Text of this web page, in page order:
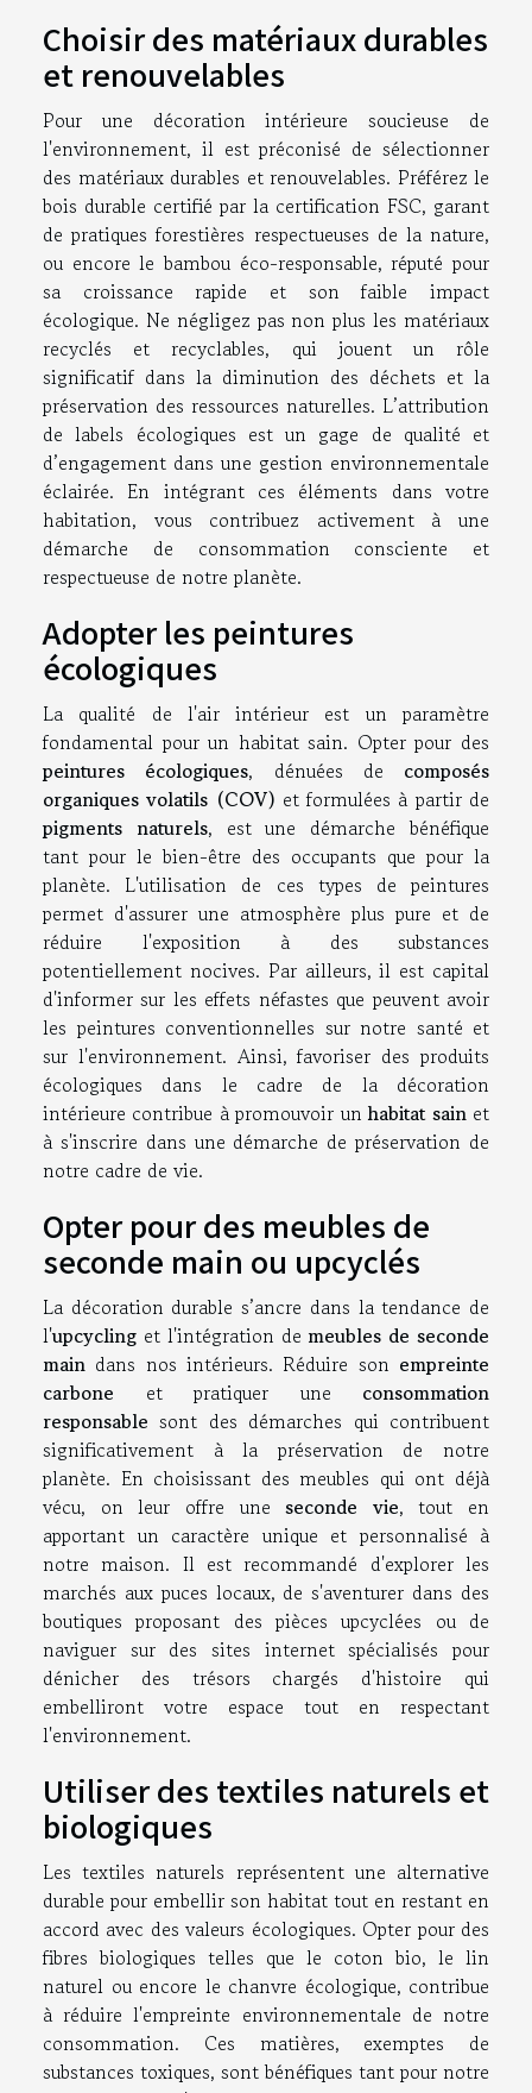
Choisir des matériaux durables
et renouvelables
Pour une décoration intérieure soucieuse de
l'environnement, il est préconisé de sélectionner
des matériaux durables et renouvelables. Préférez le
bois durable certifié par la certification FSC, garant
de pratiques forestières respectueuses de la nature,
ou encore le bambou éco-responsable, réputé pour
sa croissance rapide et son faible impact
écologique. Ne négligez pas non plus les matériaux
recyclés et recyclables, qui jouent un rôle
significatif dans la diminution des déchets et la
préservation des ressources naturelles. L’attribution
de labels écologiques est un gage de qualité et
d’engagement dans une gestion environnementale
éclairée. En intégrant ces éléments dans votre
habitation, vous contribuez activement à une
démarche de consommation consciente et
respectueuse de notre planète.
Adopter les peintures
écologiques
La qualité de l'air intérieur est un paramètre
fondamental pour un habitat sain. Opter pour des
peintures écologiques, dénuées de composés
organiques volatils (COV) et formulées à partir de
pigments naturels, est une démarche bénéfique
tant pour le bien-être des occupants que pour la
planète. L'utilisation de ces types de peintures
permet d'assurer une atmosphère plus pure et de
réduire l'exposition à des substances
potentiellement nocives. Par ailleurs, il est capital
d'informer sur les effets néfastes que peuvent avoir
les peintures conventionnelles sur notre santé et
sur l'environnement. Ainsi, favoriser des produits
écologiques dans le cadre de la décoration
intérieure contribue à promouvoir unhabitat sainet
à s'inscrire dans une démarche de préservation de
notre cadre de vie.
Opter pour des meubles de
seconde main ou upcyclés
La décoration durable s’ancre dans la tendance de
l'upcycling et l'intégration de meubles de seconde
main dans nos intérieurs. Réduire son empreinte
carbone et pratiquer une consommation
responsable sont des démarches qui contribuent
significativement à la préservation de notre
planète. En choisissant des meubles qui ont déjà
vécu, on leur offre uneseconde vie, tout en
apportant un caractère unique et personnalisé à
notre maison. Il est recommandé d'explorer les
marchés aux puces locaux, de s'aventurer dans des
boutiques proposant des pièces upcyclées ou de
naviguer sur des sites internet spécialisés pour
dénicher des trésors chargés d'histoire qui
embelliront votre espace tout en respectant
l'environnement.
Utiliser des textiles naturels et
biologiques
Les textiles naturels représentent une alternative
durable pour embellir son habitat tout en restant en
accord avec des valeurs écologiques. Opter pour des
fibres biologiques telles que le coton bio, le lin
naturel ou encore le chanvre écologique, contribue
à réduire l'empreinte environnementale de notre
consommation. Ces matières, exemptes de
substances toxiques, sont bénéfiques tant pour notre